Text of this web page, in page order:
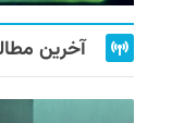
آخرین